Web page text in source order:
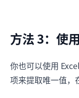
方法 3：使
你也可以使用
项来提取唯一值，